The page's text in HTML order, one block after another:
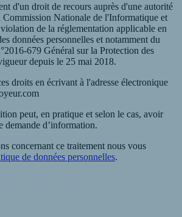
d'un droit de recours auprès d'une autorité
Commission Nationale de l'Informatique et
de la réglementation applicable en
données personnelles et notamment du
679 Général sur la Protection des
depuis le 25 mai 2018.
droits en écrivant à l'adresse électronique
peut, en pratique et selon le cas, avoir
demande d’information.
concernant ce traitement nous vous
de données personnelles.